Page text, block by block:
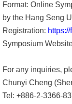
深
辦
及
文
件
Format: Online
by the Hang Seng
Registration:
Symposium
For any inquiries,
Chunyi Cheng
Tel: +886-2-3366-